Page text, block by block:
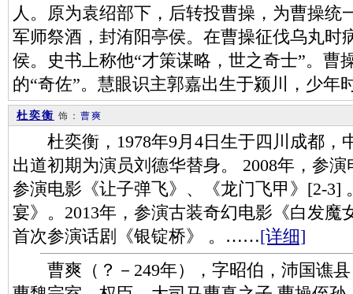
人。原为袁绍部下，后转投曹操，为曹操统
军师祭酒，封洧阳亭侯。在曹操征伐乌丸时
侯。史书上称他“才策谋略，世之奇士”。曹
的“奇佐”。慧眼识主郭嘉出生于颍川，少
杜奕衡 饰： 曹爽
杜奕衡，1978年9月4日生于四川成都，
出道初期为演员刘德华替身。 2008年，参
参演电影《让子弹飞》、《龙门飞甲》[2-3]
宴》。2013年，参演古装奇幻电影《白发魔
首次参演话剧《银锭桥》 。……[详细]
曹爽（？－249年），字昭伯，沛国谯县